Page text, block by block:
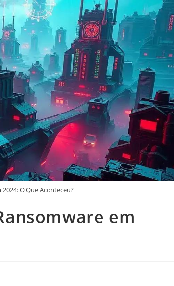
O Que Aconteceu?
em